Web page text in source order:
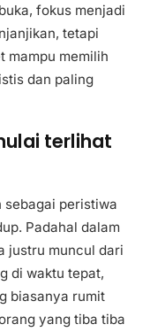
fokus menjadi
tetapi
mampu memilih
dan paling
terlihat
sebagai peristiwa
Padahal dalam
justru muncul dari
di waktu tepat,
biasanya rumit
yang tiba tiba